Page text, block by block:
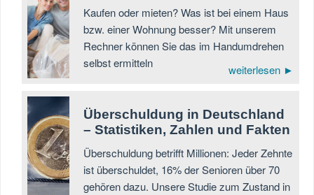
Kaufen oder mieten? Was ist bei einem Haus
bzw. einer Wohnung besser? Mit unserem
Rechner können Sie das im Handumdrehen
selbst ermitteln
weiterlesen ►
Überschuldung in Deutschland
– Statistiken, Zahlen und Fakten
Überschuldung betrifft Millionen: Jeder Zehnte
ist überschuldet, 16% der Senioren über 70
gehören dazu. Unsere Studie zum Zustand in